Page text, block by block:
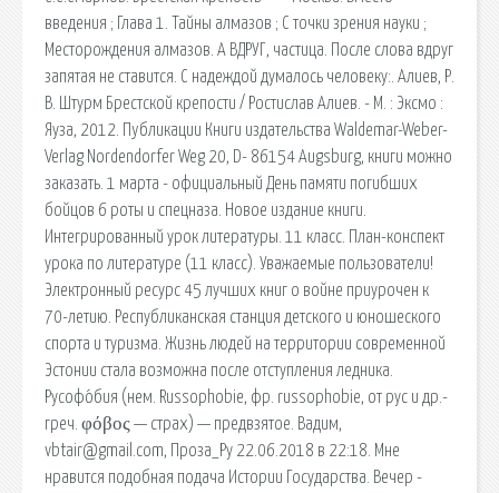
введения ; Глава 1. Тайны алмазов ; С точки зрения науки ;
Месторождения алмазов. А ВДРУГ, частица. После слова вдруг
запятая не ставится. С надеждой думалось человеку:. Алиев, Р.
В. Штурм Брестской крепости / Ростислав Алиев. - М. : Эксмо :
Яуза, 2012. Пyбликaции Книги издательства Waldemar-Weber-
Verlag Nordendorfer Weg 20, D- 86154 Augsburg, книги можно
заказать. 1 марта - официальный День памяти погибших
бойцов 6 роты и спецназа. Новое издание книги.
Интегрированный урок литературы. 11 класс. План-конспект
урока по литературе (11 класс). Уважаемые пользователи!
Электронный ресурс 45 лучших книг о войне приурочен к
70-летию. Республиканская станция детского и юношеского
спорта и туризма. Жизнь людей на территории современной
Эстонии стала возможна после отступления ледника.
Русофо́бия (нем. Russophobie, фр. russophobie, от рус и др.-
греч. φόβος — страх) — предвзятое. Вадим,
vbtair@gmail.com, Проза_Ру 22.06.2018 в 22:18. Мне
нравится подобная подача Истории Государства. Вечер -